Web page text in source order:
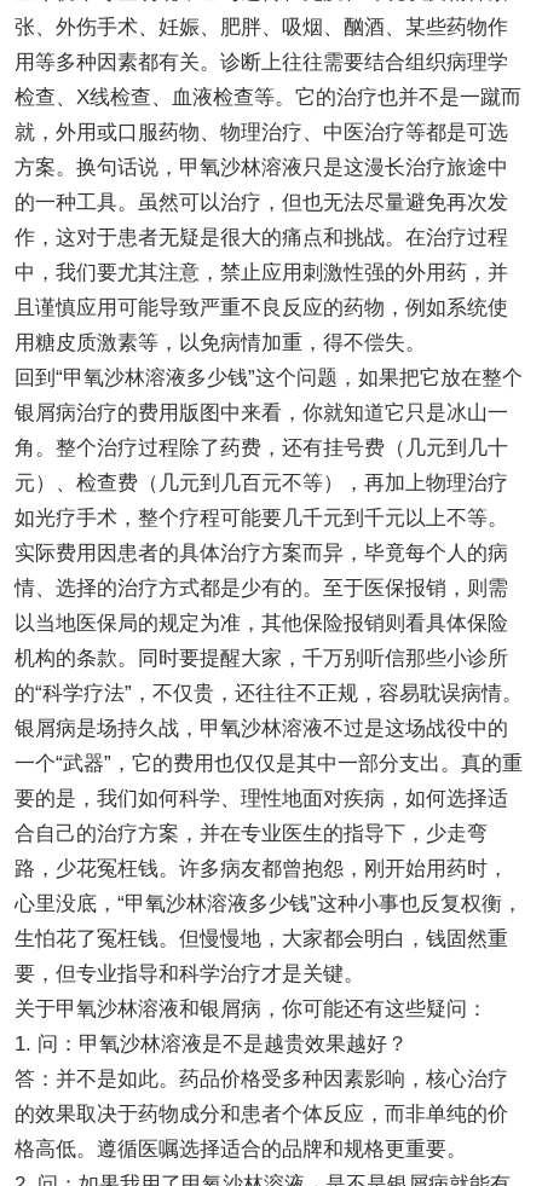
张、外伤手术、妊娠、肥胖、吸烟、酗酒、某些药物作
用等多种因素都有关。诊断上往往需要结合组织病理学
检查、X线检查、血液检查等。它的治疗也并不是一蹴而
就，外用或口服药物、物理治疗、中医治疗等都是可选
方案。换句话说，甲氧沙林溶液只是这漫长治疗旅途中
的一种工具。虽然可以治疗，但也无法尽量避免再次发
作，这对于患者无疑是很大的痛点和挑战。在治疗过程
中，我们要尤其注意，禁止应用刺激性强的外用药，并
且谨慎应用可能导致严重不良反应的药物，例如系统使
用糖皮质激素等，以免病情加重，得不偿失。
回到“甲氧沙林溶液多少钱”这个问题，如果把它放在整个
银屑病治疗的费用版图中来看，你就知道它只是冰山一
角。整个治疗过程除了药费，还有挂号费（几元到几十
元）、检查费（几元到几百元不等），再加上物理治疗
如光疗手术，整个疗程可能要几千元到千元以上不等。
实际费用因患者的具体治疗方案而异，毕竟每个人的病
情、选择的治疗方式都是少有的。至于医保报销，则需
以当地医保局的规定为准，其他保险报销则看具体保险
机构的条款。同时要提醒大家，千万别听信那些小诊所
的“科学疗法”，不仅贵，还往往不正规，容易耽误病情。
银屑病是场持久战，甲氧沙林溶液不过是这场战役中的
一个“武器”，它的费用也仅仅是其中一部分支出。真的重
要的是，我们如何科学、理性地面对疾病，如何选择适
合自己的治疗方案，并在专业医生的指导下，少走弯
路，少花冤枉钱。许多病友都曾抱怨，刚开始用药时，
心里没底，“甲氧沙林溶液多少钱”这种小事也反复权衡，
生怕花了冤枉钱。但慢慢地，大家都会明白，钱固然重
要，但专业指导和科学治疗才是关键。
关于甲氧沙林溶液和银屑病，你可能还有这些疑问：
1. 问：甲氧沙林溶液是不是越贵效果越好？
答：并不是如此。药品价格受多种因素影响，核心治疗
的效果取决于药物成分和患者个体反应，而非单纯的价
格高低。遵循医嘱选择适合的品牌和规格更重要。